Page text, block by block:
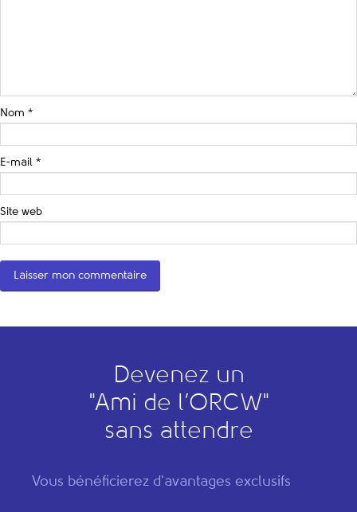
Nom *
E-mail *
Site web
Devenez un
"Ami de l’ORCW"
sans attendre
Vous bénéficierez d'avantages exclusifs